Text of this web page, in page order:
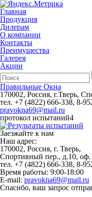
Главная
Продукция
Дилерам
О компании
Контакты
Преимущества
Галерея
Акции
Правильные Окна
170002, Россия, г.Тверь,
тел. +7 (4822) 666-338, 8-
pravokna69@mail.ru
протокол испытаний4
Заезжайте к нам
Наш адрес:
170002, Россия, г. Тверь,
Спортивный пер., д.10,
тел. +7 (4822) 666-338, 8-
Время работы: 9:00-18:00
Е-mail: pravokna69@mail.ru
Спасибо, ваш запрос